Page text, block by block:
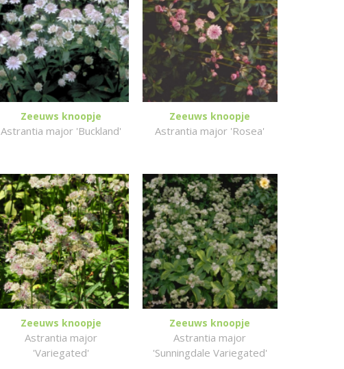
Zeeuws knoopje
Astrantia major 'Buckland'
Zeeuws knoopje
Astrantia major 'Rosea'
Zeeuws knoopje
Astrantia major
'Variegated'
Zeeuws knoopje
Astrantia major
'Sunningdale Variegated'